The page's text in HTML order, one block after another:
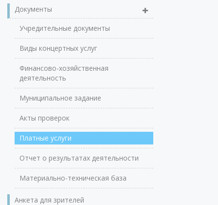
Документы
Учредительные документы
Виды концертных услуг
Финансово-хозяйственная
деятельность
Муниципальное задание
Акты проверок
Платные услуги
Отчет о результатах деятельности
Материально-техническая база
Анкета для зрителей